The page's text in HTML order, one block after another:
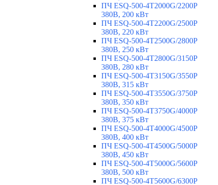
ПЧ ESQ-500-4T2000G/2200P
380В, 200 кВт
ПЧ ESQ-500-4T2200G/2500P
380В, 220 кВт
ПЧ ESQ-500-4T2500G/2800P
380В, 250 кВт
ПЧ ESQ-500-4T2800G/3150P
380В, 280 кВт
ПЧ ESQ-500-4T3150G/3550P
380В, 315 кВт
ПЧ ESQ-500-4T3550G/3750P
380В, 350 кВт
ПЧ ESQ-500-4T3750G/4000P
380В, 375 кВт
ПЧ ESQ-500-4T4000G/4500P
380В, 400 кВт
ПЧ ESQ-500-4T4500G/5000P
380В, 450 кВт
ПЧ ESQ-500-4T5000G/5600P
380В, 500 кВт
ПЧ ESQ-500-4T5600G/6300P